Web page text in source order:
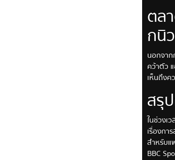
ตล
กนิ
นอกจาก
คว้าตัว
เห็นถึงค
สรุ
ในช่วงเ
เรื่องกา
สำหรับแ
BBC